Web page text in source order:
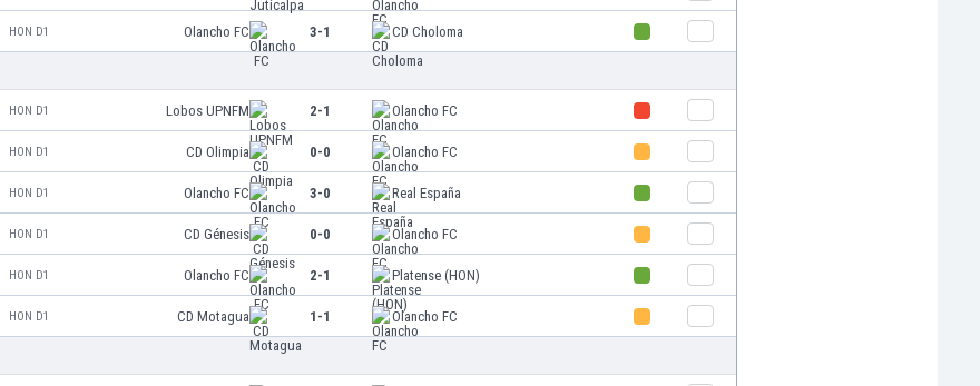
HON D1 Olancho FC 3-1 CD Choloma
HON D1 Lobos UPNFM 2-1 Olancho FC
HON D1 CD Olimpia 0-0 Olancho FC
HON D1 Olancho FC 3-0 Real España
HON D1 CD Génesis 0-0 Olancho FC
HON D1 Olancho FC 2-1 Platense (HON)
HON D1 CD Motagua 1-1 Olancho FC